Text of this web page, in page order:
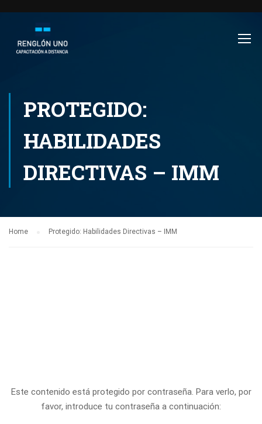
PROTEGIDO:
HABILIDADES
DIRECTIVAS – IMM
Home Protegido: Habilidades Directivas – IMM
Este contenido está protegido por contraseña. Para verlo, por
favor, introduce tu contraseña a continuación: